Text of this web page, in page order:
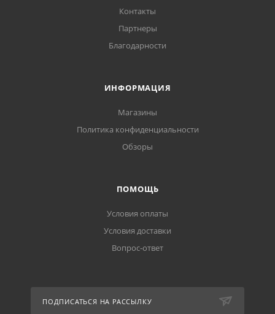
Контакты
Партнеры
Благодарности
ИНФОРМАЦИЯ
Магазины
Политика конфиденциальности
Обзоры
ПОМОЩЬ
Условия оплаты
Условия доставки
Вопрос-ответ
ПОДПИСАТЬСЯ НА РАССЫЛКУ